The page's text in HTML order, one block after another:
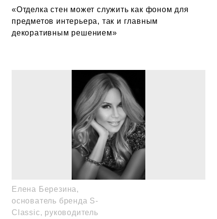
«Отделка стен может служить как фоном для
предметов интерьера, так и главным
декоративным решением»
Елена Березина,
основатель бренда S-
Classic, руководитель